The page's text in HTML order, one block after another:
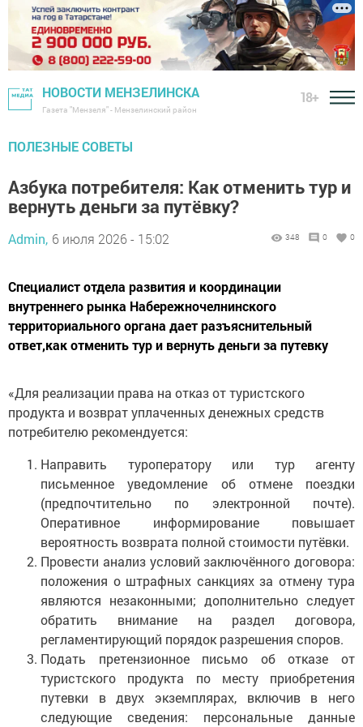
НОВОСТИ МЕНЗЕЛИНСКА
Газета "Мензеля" - Мензелинский район
18+
ПОЛЕЗНЫЕ СОВЕТЫ
Азбука потребителя: Как отменить тур и
вернуть деньги за путёвку?
Admin, 6 июля 2026 - 15:02 348 0 0
Специалист отдела развития и координации
внутреннего рынка Набережночелнинского
территориального органа дает разъяснительный
ответ,как отменить тур и вернуть деньги за путевку
«Для реализации права на отказ от туристского
продукта и возврат уплаченных денежных средств
потребителю рекомендуется:
Направить туроператору или тур агенту
письменное уведомление об отмене поездки
(предпочтительно по электронной почте).
Оперативное информирование повышает
вероятность возврата полной стоимости путёвки.
Провести анализ условий заключённого договора:
положения о штрафных санкциях за отмену тура
являются незаконными; дополнительно следует
обратить внимание на раздел договора,
регламентирующий порядок разрешения споров.
Подать претензионное письмо об отказе от
туристского продукта по месту приобретения
путевки в двух экземплярах, включив в него
следующие сведения: персональные данные